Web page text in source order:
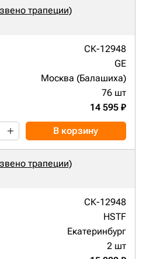
трапеции)
СК-12948
GE
Москва (Балашиха)
76 шт
14 595 ₽
В корзину
трапеции)
СК-12948
HSTF
Екатеринбург
2 шт